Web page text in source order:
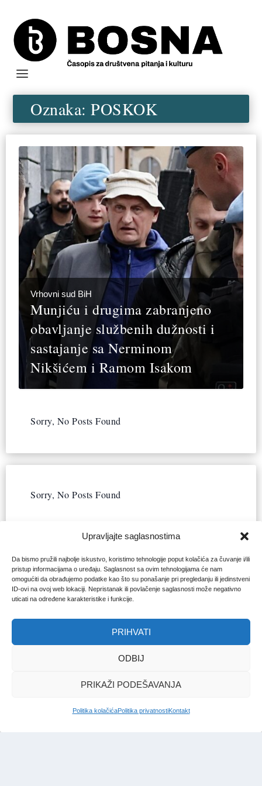
Upravljajte saglasnostima
Da bismo pružili najbolje iskustvo, koristimo tehnologije poput kolačića za čuvanje i/ili
pristup informacijama o uređaju. Saglasnost sa ovim tehnologijama će nam
omogućiti da obrađujemo podatke kao što su ponašanje pri pregledanju ili jedinstveni
ID-ovi na ovoj web lokaciji. Nepristanak ili povlačenje saglasnosti može negativno
uticati na određene karakteristike i funkcije.
PRIHVATI
ODBIJ
PRIKAŽI PODEŠAVANJA
Politika kolačićaPolitika privatnostiKontakt
Oznaka:POSKOK
Vrhovni sud BiH
Munjiću i drugima zabranjeno
obavljanje službenih dužnosti i
sastajanje sa Nerminom
Nikšićem i Ramom Isakom
Sorry, No Posts Found
Sorry, No Posts Found